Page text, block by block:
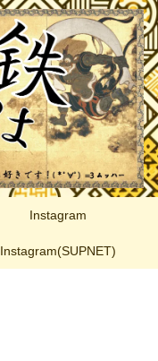
Instagram
Instagram(SUPNET)